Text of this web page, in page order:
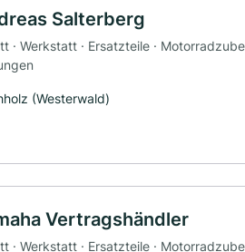
Salterberg
Werkstatt · Ersatzteile ·
(Westerwald)
Vertragshändler
Werkstatt · Ersatzteile ·